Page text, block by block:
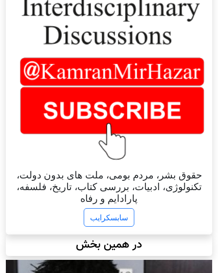
حقوق بشر، مردم بومی، ملت های بدون دولت،
تکنولوژی، ادبیات، بررسی کتاب، تاریخ، فلسفه،
پارادایم و رفاه
سابسکرایب
در همین بخش